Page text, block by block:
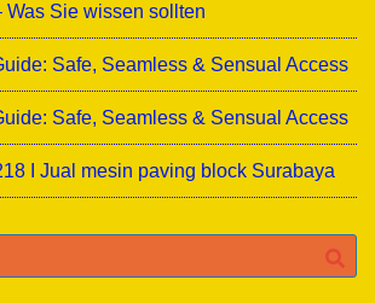
Was Sie wissen sollten
Safe, Seamless & Sensual Access
Safe, Seamless & Sensual Access
I Jual mesin paving block Surabaya